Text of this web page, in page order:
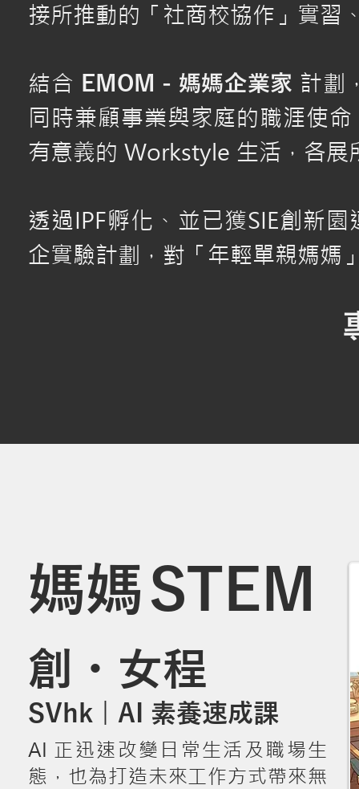
接所推動的「社商校協作」實習
結合 EMOM - 媽媽企業家 計劃
同時兼顧事業與家庭的職涯使
有意義的 Workstyle 生活，各
透過IPF孵化、並已獲SIE創新
企實驗計劃，對「年輕單親媽媽
媽媽STEM
創・女程
SVhk | AI 素養速成課
AI 正迅速改變日常生活及職場生
態，也為打造未來工作方式帶來無